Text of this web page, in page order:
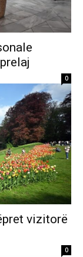
0
vizitorë
0